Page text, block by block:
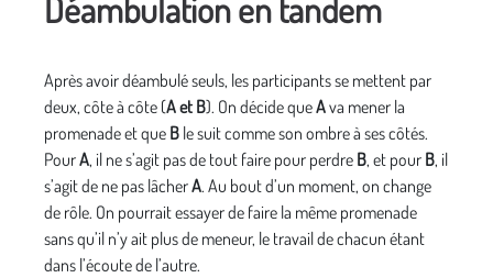
Déambulation en tandem
Après avoir déambulé seuls, les participants se mettent par
deux, côte à côte (A et B). On décide queAva mener la
promenade et que B le suit comme son ombre à ses côtés.
PourA, il ne s’agit pas de tout faire pour perdre B, et pour B, il
s’agit de ne pas lâcherA. Au bout d’un moment, on change
de rôle. On pourrait essayer de faire la même promenade
sans qu’il n’y ait plus de meneur, le travail de chacun étant
dans l’écoute de l’autre.